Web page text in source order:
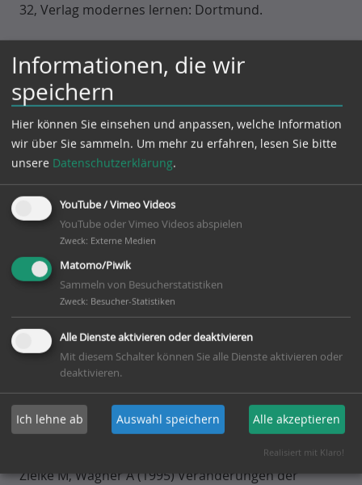
32, Verlag modernes lernen: Dortmund.
Krankheitsverläufe bei Patienten mit psychischen
und psychosomatischen Erkrankungen. Praxis der
Klinischen Verhaltensmedizin und Rehabilitation, 32,
271-281.
Zielke M (1995) Veränderungen der Arbeits- und
Erwerbsfähigkeit als Kriterien zur Beurteilung der
Wirksamkeit und Wirtschaftlichkeit stationärer
Verhaltenstherapie. Praxis der Klinischen
Verhaltensmedizin und Rehabilitation, 30, 104-130.
Zielke M, Dehmlow A, Broda M, Carls W, Höhn U,
Jahrreiss R, von Keyserlingk H, Kosarz P, Limbacher K,
Meermann R, Missel P, Schuhler P, Siegried J,
Sobottka B (1995) Ermittlung prognostischer
Indikatoren für die Wiederherstellung der
Arbeitsfähigkeit im Verlauf der stationären
Behandlung von psychosomatischen Erkrankungen.
Praxis der Klinischen Verhaltensmedizin und
Rehabilitation, 30, 139-147.
Zielke M, Wagner A (1995) Veränderungen der
Informationen, die wir
speichern
Hier können Sie einsehen und anpassen, welche Information
wir über Sie sammeln. Um mehr zu erfahren, lesen Sie bitte
unsere Datenschutzerklärung.
YouTube / Vimeo Videos
YouTube oder Vimeo Videos abspielen
Zweck: Externe Medien
Matomo/Piwik
Sammeln von Besucherstatistiken
Zweck: Besucher-Statistiken
Alle Dienste aktivieren oder deaktivieren
Mit diesem Schalter können Sie alle Dienste aktivieren oder
deaktivieren.
Ich lehne ab Auswahl speichern Alle akzeptieren
Realisiert mit Klaro!